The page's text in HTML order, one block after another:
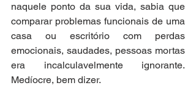
naquele ponto da sua vida, sabia que
comparar problemas funcionais de uma
casa ou escritório com perdas
emocionais, saudades, pessoas mortas
era incalculavelmente ignorante.
Medíocre, bem dizer.